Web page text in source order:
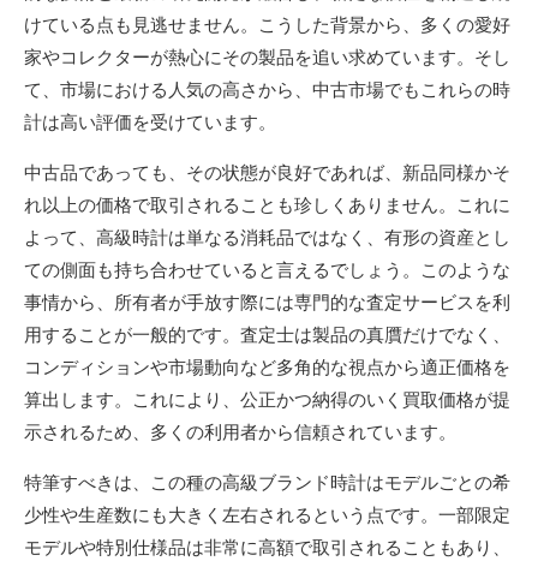
けている点も見逃せません。こうした背景から、多くの愛好
家やコレクターが熱心にその製品を追い求めています。そし
て、市場における人気の高さから、中古市場でもこれらの時
計は高い評価を受けています。
中古品であっても、その状態が良好であれば、新品同様かそ
れ以上の価格で取引されることも珍しくありません。これに
よって、高級時計は単なる消耗品ではなく、有形の資産とし
ての側面も持ち合わせていると言えるでしょう。このような
事情から、所有者が手放す際には専門的な査定サービスを利
用することが一般的です。査定士は製品の真贋だけでなく、
コンディションや市場動向など多角的な視点から適正価格を
算出します。これにより、公正かつ納得のいく買取価格が提
示されるため、多くの利用者から信頼されています。
特筆すべきは、この種の高級ブランド時計はモデルごとの希
少性や生産数にも大きく左右されるという点です。一部限定
モデルや特別仕様品は非常に高額で取引されることもあり、